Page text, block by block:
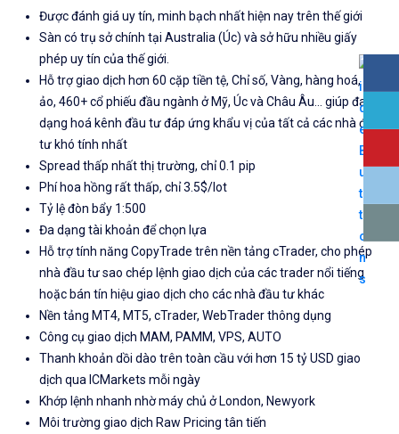
Được đánh giá uy tín, minh bạch nhất hiện nay trên thế giới
Sàn có trụ sở chính tại Australia (Úc) và sở hữu nhiều giấy
phép uy tín của thế giới.
Hỗ trợ giao dịch hơn 60 cặp tiền tệ, Chỉ số, Vàng, hàng hoá, tiền
ảo, 460+ cổ phiếu đầu ngành ở Mỹ, Úc và Châu Âu... giúp đa
dạng hoá kênh đầu tư đáp ứng khẩu vị của tất cả các nhà đầu
tư khó tính nhất
Spread thấp nhất thị trường, chỉ 0.1 pip
Phí hoa hồng rất thấp, chỉ 3.5$/lot
Tỷ lệ đòn bẩy 1:500
Đa dạng tài khoản để chọn lựa
Hỗ trợ tính năng CopyTrade trên nền tảng cTrader, cho phép
nhà đầu tư sao chép lệnh giao dịch của các trader nổi tiếng
hoặc bán tín hiệu giao dịch cho các nhà đầu tư khác
Nền tảng MT4, MT5, cTrader, WebTrader thông dụng
Công cụ giao dịch MAM, PAMM, VPS, AUTO
Thanh khoản dồi dào trên toàn cầu với hơn 15 tỷ USD giao
dịch qua ICMarkets mỗi ngày
Khớp lệnh nhanh nhờ máy chủ ở London, Newyork
Môi trường giao dịch Raw Pricing tân tiến